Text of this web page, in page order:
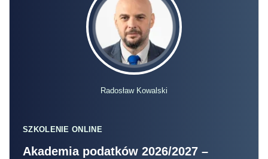
Radosław Kowalski
SZKOLENIE ONLINE
Akademia podatków 2026/2027 –